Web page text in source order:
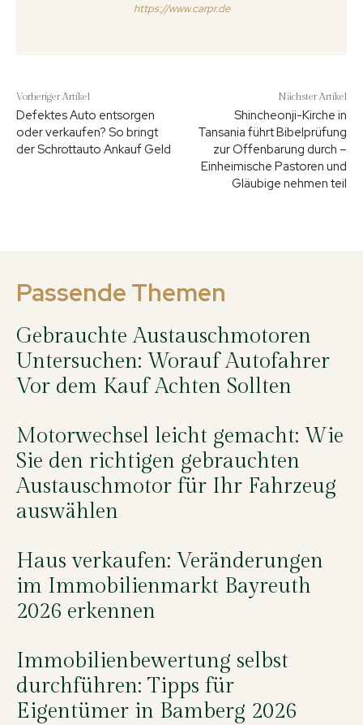
https://www.carpr.de
Vorheriger Artikel
Defektes Auto entsorgen
oder verkaufen? So bringt
der Schrottauto Ankauf Geld
Nächster Artikel
Shincheonji-Kirche in
Tansania führt Bibelprüfung
zur Offenbarung durch –
Einheimische Pastoren und
Gläubige nehmen teil
Passende Themen
Gebrauchte Austauschmotoren
Untersuchen: Worauf Autofahrer
Vor dem Kauf Achten Sollten
Motorwechsel leicht gemacht: Wie
Sie den richtigen gebrauchten
Austauschmotor für Ihr Fahrzeug
auswählen
Haus verkaufen: Veränderungen
im Immobilienmarkt Bayreuth
2026 erkennen
Immobilienbewertung selbst
durchführen: Tipps für
Eigentümer in Bamberg 2026